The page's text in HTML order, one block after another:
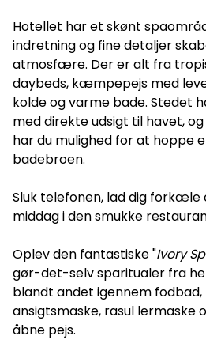
Hotellet har et skønt
indretning og fine detaljer
atmosfære. Der er alt fra
daybeds, kæmpepejs med
kolde og varme bade. Stedet
med direkte udsigt til havet,
har du mulighed for at hoppe
badebroen.
Sluk telefonen, lad dig
middag i den smukke
Oplev den fantastiske "Ivory
gør-det-selv sparitualer fra
blandt andet igennem fodbad,
ansigtsmaske, rasul lermaske
åbne pejs.